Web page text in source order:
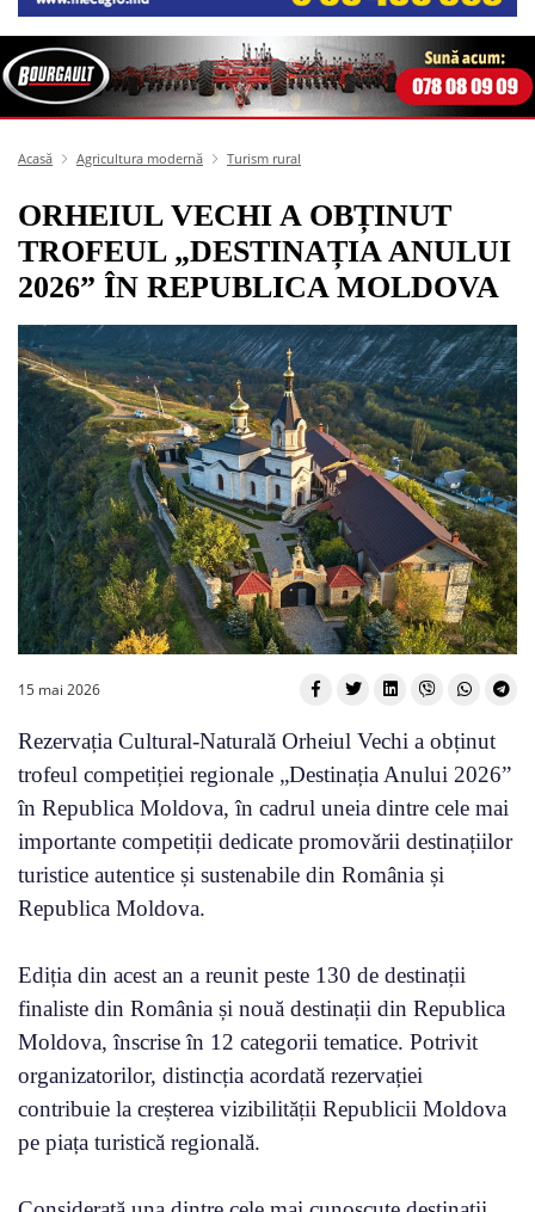
Acasă Agricultura modernă Turism rural
ORHEIUL VECHI A OBȚINUT
TROFEUL „DESTINAȚIA ANULUI
2026” ÎN REPUBLICA MOLDOVA
15 mai 2026
Rezervația Cultural-Naturală Orheiul Vechi a obținut
trofeul competiției regionale „Destinația Anului 2026”
în Republica Moldova, în cadrul uneia dintre cele mai
importante competiții dedicate promovării destinațiilor
turistice autentice și sustenabile din România și
Republica Moldova.
Ediția din acest an a reunit peste 130 de destinații
finaliste din România și nouă destinații din Republica
Moldova, înscrise în 12 categorii tematice. Potrivit
organizatorilor, distincția acordată rezervației
contribuie la creșterea vizibilității Republicii Moldova
pe piața turistică regională.